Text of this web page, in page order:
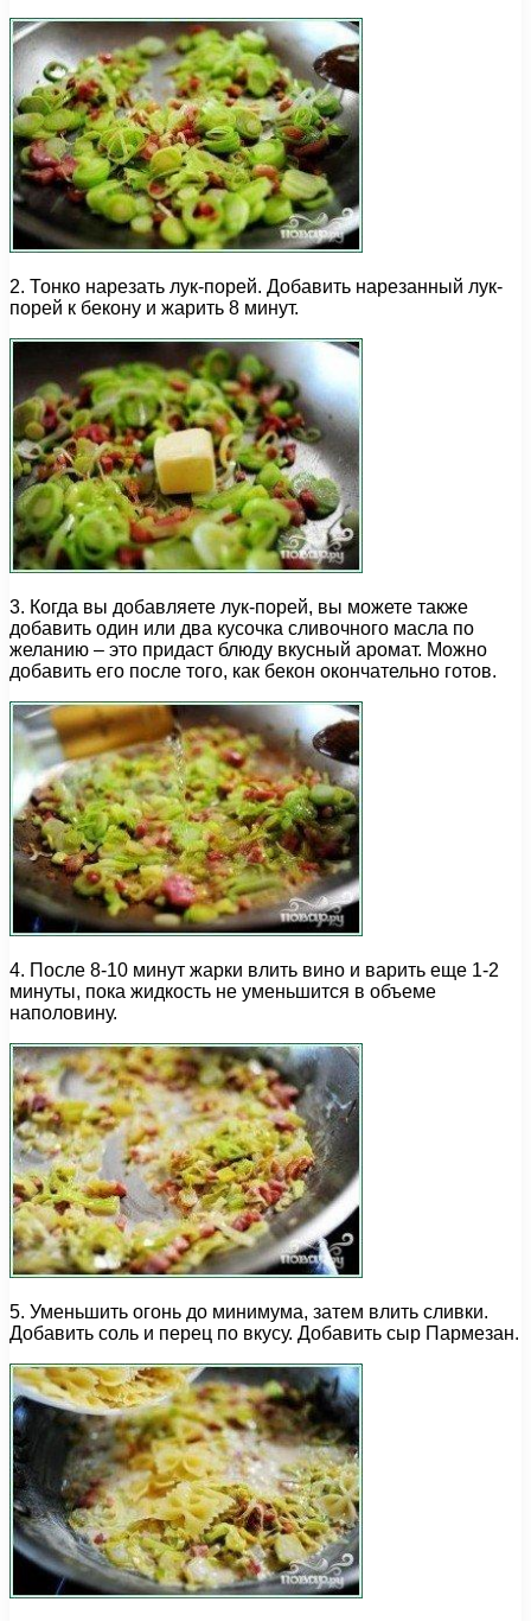
2. Тонко нарезать лук-порей. Добавить нарезанный лук-
порей к бекону и жарить 8 минут.
3. Когда вы добавляете лук-порей, вы можете также
добавить один или два кусочка сливочного масла по
желанию – это придаст блюду вкусный аромат. Можно
добавить его после того, как бекон окончательно готов.
4. После 8-10 минут жарки влить вино и варить еще 1-2
минуты, пока жидкость не уменьшится в объеме
наполовину.
5. Уменьшить огонь до минимума, затем влить сливки.
Добавить соль и перец по вкусу. Добавить сыр Пармезан.